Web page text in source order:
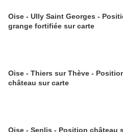
Oise - Ully Saint Georges -
grange fortifiée sur carte
Oise - Thiers sur Thève -
château sur carte
Oise - Senlis - Position château